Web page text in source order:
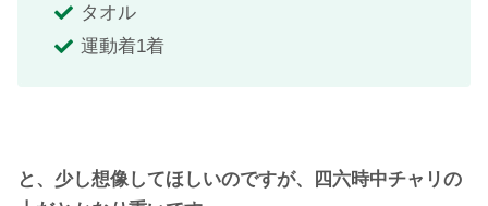
タオル
運動着1着
と、少し想像してほしいのですが、四六時中チャリの